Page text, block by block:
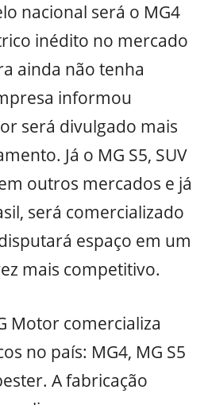
nacional será o MG4
inédito no mercado
ainda não tenha
informou
será divulgado mais
Já o MG S5, SUV
outros mercados e já
será comercializado
espaço em um
mais competitivo.
Motor comercializa
no país: MG4, MG S5
A fabricação